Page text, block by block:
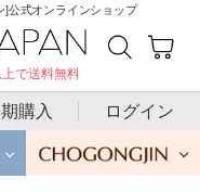
]公式オンラインショップ
で送料無料
購入 ログイン